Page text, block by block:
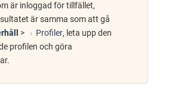
är inloggad för tillfället,
är samma som att gå
> Profiler, leta upp den
profilen och göra